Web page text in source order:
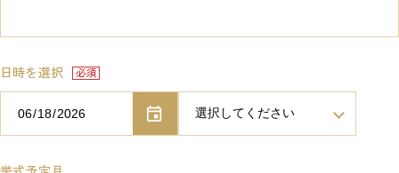
日時を選択